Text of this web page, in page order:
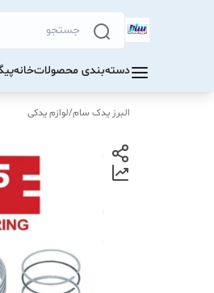
دسته‌بندی محصولاتخانه
البرز یدک سام/لوازم یدکی